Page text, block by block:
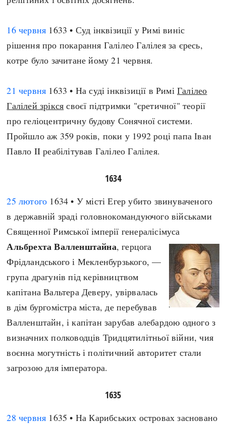
16 червня 1633 • Суд інквізиції у Римі виніс
рішення про покарання Галілео Галілея за єресь,
котре було зачитане йому 21 червня.
21 червня 1633 • На суді інквізиції в РиміГалілео
Галілей зрікся своєї підтримки "єретичної" теорії
про геліоцентричну будову Сонячної системи.
Пройшло аж 359 років, поки у 1992 році папа Іван
Павло II реабілітував Галілео Галілея.
1634
25 лютого 1634 • У місті Егер убито звинуваченого
в державній зраді головнокомандуючого військами
Священної Римської імперії генералісімуса
Альбрехта Валленштайна, герцога
Фрідландського і Мекленбурзького, —
група драгунів під керівництвом
капітана Вальтера Деверу, увірвалась
в дім бургомістра міста, де перебував
Валленштайн, і капітан зарубав алебардою одного з
визначних полководців Тридцятилітньої війни, чия
воєнна могутність і політичний авторитет стали
загрозою для імператора.
1635
28 червня 1635 • На Карибських островах засновано